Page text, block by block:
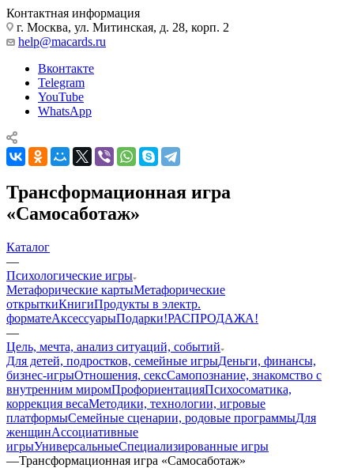
Контактная информация
г. Москва, ул. Митинская, д. 28, корп. 2
help@macards.ru
Вконтакте
Telegram
YouTube
WhatsApp
Трансформационная игра
«Самосаботаж»
Каталог
—
Психологические игры
Mетафорические картыМетафорические
открыткиКнигиПродукты в электр.
форматеАксессуарыПодарки!РАСПРОДАЖА!
—
Цель, мечта, анализ ситуаций, событий
Для детей, подростков, семейные игрыДеньги, финансы,
бизнес-игрыОтношения, сексСамопознание, знакомство с
внутренним миромПрофориентацияПсихосоматика,
коррекция весаМетодики, технологии, игровые
платформыСемейные сценарии, родовые программыДля
женщинАссоциативные
игрыУниверсальныеСпециализированные игры
—Трансформационная игра «Самосаботаж»